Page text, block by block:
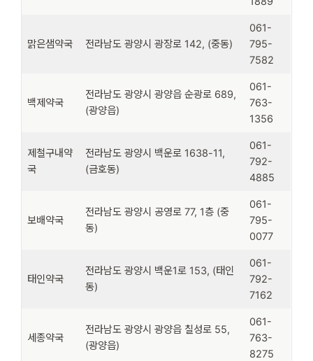
맑은샘약국 전라남도 광양시 광장로 142, (중동)
061-
795-
7582
백제약국
전라남도 광양시 광양읍 순광로 689,
(광양읍)
061-
763-
1356
제철구내약
국
전라남도 광양시 백운로 1638-11,
(금호동)
061-
792-
4885
보배약국
전라남도 광양시 공영로 77, 1층 (중
동)
061-
795-
0077
태인약국
전라남도 광양시 백운1로 153, (태인
동)
061-
792-
7162
세종약국
전라남도 광양시 광양읍 칠성로 55,
(광양읍)
061-
763-
8275